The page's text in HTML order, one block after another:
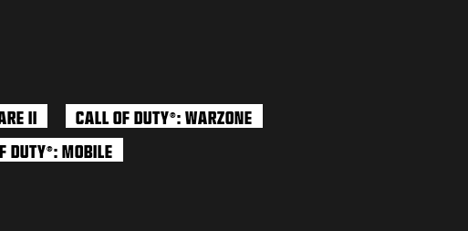
II CALL OF DUTY®: WARZONE
DUTY®: MOBILE